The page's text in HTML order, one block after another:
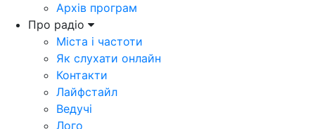
Архів програм
Про радіо
Міста і частоти
Як слухати онлайн
Контакти
Лайфстайл
Ведучі
Лого